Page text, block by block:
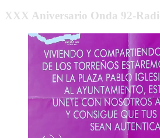
XXX Aniversario Onda 92-